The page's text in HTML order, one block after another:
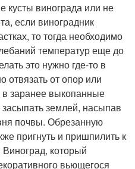
кусты винограда или не
если виноградник
то тогда необходимо
температур еще до
это нужно где-то в
отвязать от опор или
заранее выкопанные
землей, насыпав
почвы. Обрезанную
пригнуть и пришпилить к
который
вьющегося